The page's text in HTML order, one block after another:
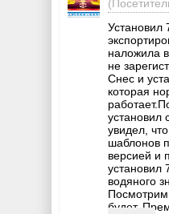
Установил
наложила
не
Снес и
которая
установил
увидел,
шаблонов
версией и
установил
водяного
Посмотрим
будет.